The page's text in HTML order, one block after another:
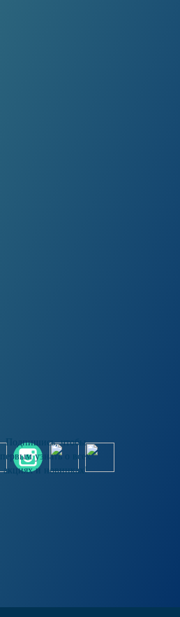
Подпишись, чтобы
первым узнать о всех
акциях и новинках!